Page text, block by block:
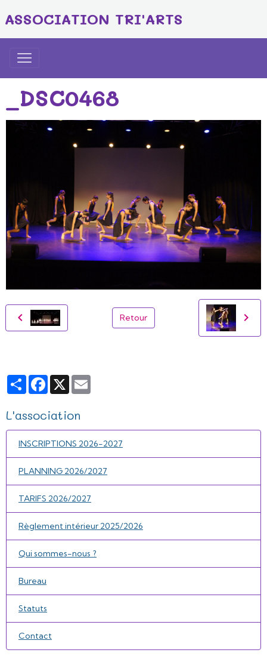
ASSOCIATION TRI'ARTS
_DSC0468
Retour
PartagerFacebook
X
L'association
INSCRIPTIONS 2026-2027
PLANNING 2026/2027
TARIFS 2026/2027
Règlement intérieur 2025/2026
Qui sommes-nous ?
Bureau
Statuts
Contact